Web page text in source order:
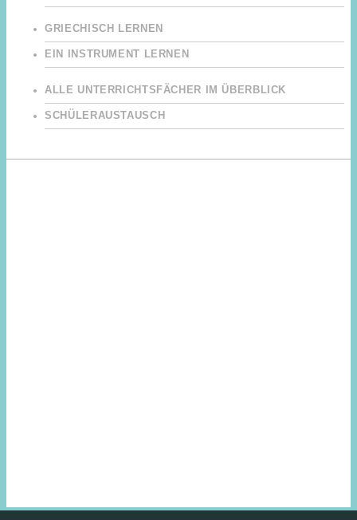
GRIECHISCH LERNEN
EIN INSTRUMENT LERNEN
ALLE UNTERRICHTSFÄCHER IM ÜBERBLICK
SCHÜLERAUSTAUSCH